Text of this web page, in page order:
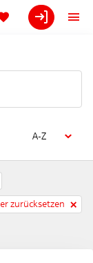
A-Z
zurücksetzen